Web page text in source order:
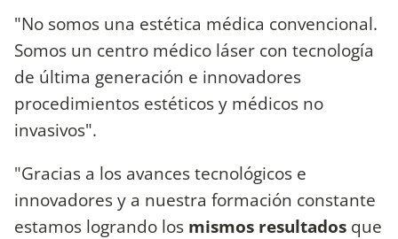
"No somos una estética médica convencional.
Somos un centro médico láser con tecnología
de última generación e innovadores
procedimientos estéticos y médicos no
invasivos".
"Gracias a los avances tecnológicos e
innovadores y a nuestra formación constante
estamos logrando los mismos resultados que